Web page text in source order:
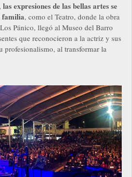
las expresiones de las bellas artes se
familia, como el Teatro, donde la obra
Pánico, llegó al Museo del Barro
que reconocieron a la actriz y sus
profesionalismo, al transformar la